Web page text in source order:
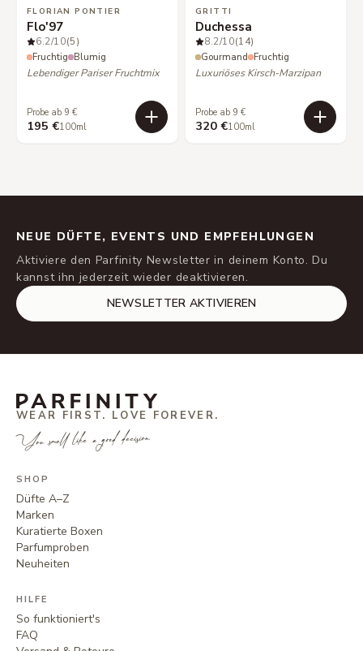
FLORIAN PONTIER
Flo'97
6.2/10(5)
Fruchtig Blumig
Lebendiger Pariser Fruchtmix
Probe ab 9 €
195 €100ml
GRITTI
Duchessa
8.2/10(14)
Gourmand Fruchtig
Luxuriöses Kirsch-Marzipan
Probe ab 9 €
320 €100ml
NEUE DÜFTE, EVENTS UND EMPFEHLUNGEN
Aktiviere den Parfinity Newsletter in deinem Konto. Du
kannst ihn jederzeit wieder deaktivieren.
NEWSLETTER AKTIVIEREN
WEAR FIRST. LOVE FOREVER.
You smell like a good decision.
SHOP
Düfte A–Z
Marken
Kuratierte Boxen
Parfumproben
Neuheiten
HILFE
So funktioniert's
FAQ